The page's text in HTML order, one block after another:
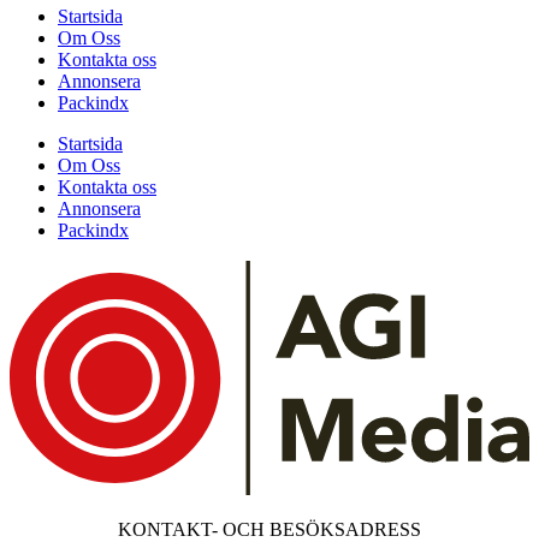
Startsida
Om Oss
Kontakta oss
Annonsera
Packindx
Startsida
Om Oss
Kontakta oss
Annonsera
Packindx
KONTAKT- OCH BESÖKSADRESS